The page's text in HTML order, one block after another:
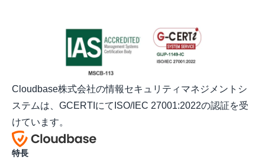
Cloudbase株式会社の情報セキュリティマネジメントシ
ステムは、GCERTIにてISO/IEC 27001:2022の認証を受
けています。
特長